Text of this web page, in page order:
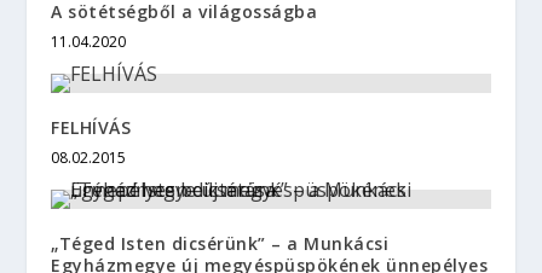
A sötétségből a világosságba
11.04.2020
FELHÍVÁS
08.02.2015
„Téged Isten dicsérünk” – a Munkácsi
Egyházmegye új megyéspüspökének ünnepélyes